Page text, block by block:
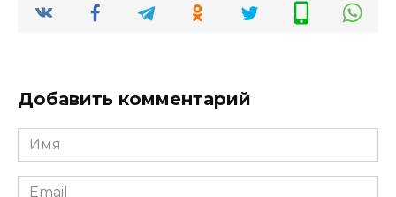
Добавить комментарий
Имя
*
Email